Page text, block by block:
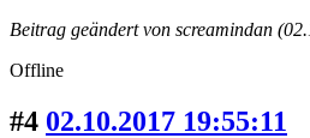
Beitrag geändert von screamindan
Offline
#4 02.10.2017 19:55:11